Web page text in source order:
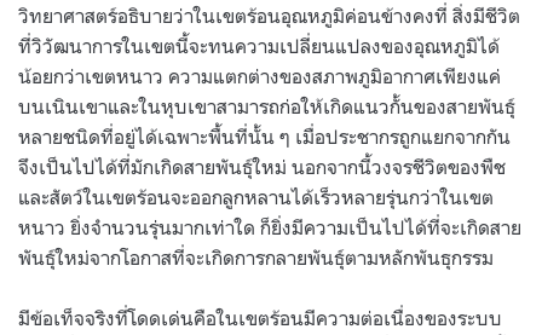
วิทยาศาสตร์อธิบายว่าในเขตร้อนอุณหภูมิค่อนข้างคงที่ สิ่งมีชีวิต
ที่วิวัฒนาการในเขตนี้จะทนความเปลี่ยนแปลงของอุณหภูมิได้
น้อยกว่าเขตหนาว ความแตกต่างของสภาพภูมิอากาศเพียงแค่
บนเนินเขาและในหุบเขาสามารถก่อให้เกิดแนวกั้นของสายพันธุ์
หลายชนิดที่อยู่ได้เฉพาะพื้นที่นั้น ๆ เมื่อประชากรถูกแยกจากกัน
จึงเป็นไปได้ที่มักเกิดสายพันธุ์ใหม่ นอกจากนี้วงจรชีวิตของพืช
และสัตว์ในเขตร้อนจะออกลูกหลานได้เร็วหลายรุ่นกว่าในเขต
หนาว ยิ่งจำนวนรุ่นมากเท่าใด ก็ยิ่งมีความเป็นไปได้ที่จะเกิดสาย
พันธุ์ใหม่จากโอกาสที่จะเกิดการกลายพันธุ์ตามหลักพันธุกรรม
มีข้อเท็จจริงที่โดดเด่นคือในเขตร้อนมีความต่อเนื่องของระบบ